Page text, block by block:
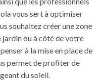
vous sert à optimiser
souhaitez créer une zone
ou à côté de votre
à la mise en place de
permet de profiter de
du soleil.